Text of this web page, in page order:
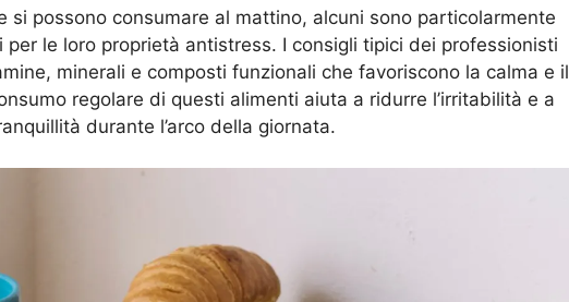
si possono consumare al mattino, alcuni sono particolarmente
le loro proprietà antistress. I consigli tipici dei professionisti
minerali e composti funzionali che favoriscono la calma e il
regolare di questi alimenti aiuta a ridurre l’irritabilità e a
durante l’arco della giornata.